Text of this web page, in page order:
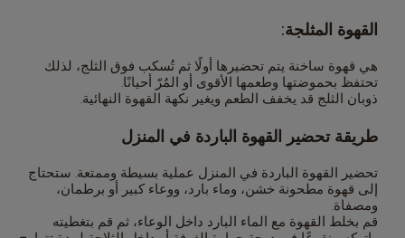
القهوة المثلجة:
هي قهوة ساخنة يتم تحضيرها أولًا ثم تُسكب فوق الثلج، لذلك
تحتفظ بحموضتها وطعمها الأقوى أو المُرّ أحيانًا.
ذوبان الثلج قد يخفف الطعم ويغير نكهة القهوة النهائية.
طريقة تحضير القهوة الباردة في المنزل
تحضير القهوة الباردة في المنزل عملية بسيطة وممتعة. ستحتاج
إلى قهوة مطحونة خشن، وماء بارد، ووعاء كبير أو برطمان،
ومصفاة.
قم بخلط القهوة مع الماء البارد داخل الوعاء، ثم قم بتغطيته